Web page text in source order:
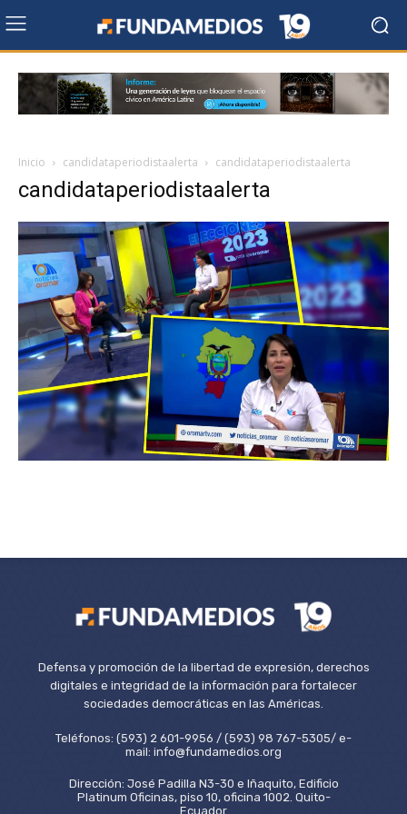
Inicio candidataperiodistaalerta candidataperiodistaalerta
candidataperiodistaalerta
Defensa y promoción de la libertad de expresión, derechos
digitales e integridad de la información para fortalecer
sociedades democráticas en las Américas.
Teléfonos: (593) 2 601-9956 / (593) 98 767-5305/ e-
mail: info@fundamedios.org
Dirección: José Padilla N3-30 e Iñaquito, Edificio
Platinum Oficinas, piso 10, oficina 1002. Quito-
Ecuador